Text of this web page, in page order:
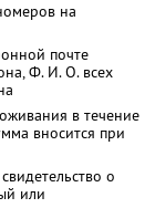
на
почте
Ф. И. О.всех
в течение
вносится при
о
или